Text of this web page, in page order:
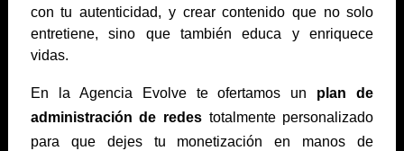
con tu autenticidad, y crear contenido que no solo
entretiene, sino que también educa y enriquece
vidas.
En la Agencia Evolve te ofertamos un plan de
administración de redes totalmente personalizado
para que dejes tu monetización en manos de